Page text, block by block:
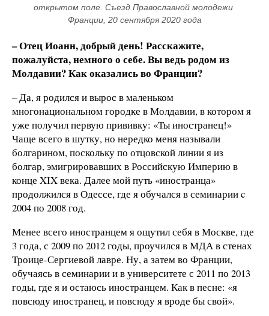
открытом поле. Съезд Православной молодежи
Франции, 20 сентября 2020 года
– Отец Иоанн, добрый день! Расскажите,
пожалуйста, немного о себе. Вы ведь родом из
Молдавии? Как оказались во Франции?
– Да, я родился и вырос в маленьком
многонациональном городке в Молдавии, в котором я
уже получил первую прививку: «Ты иностранец!»
Чаще всего в шутку, но нередко меня называли
болгарином, поскольку по отцовской линии я из
болгар, эмигрировавших в Российскую Империю в
конце XIX века. Далее мой путь «иностранца»
продолжился в Одессе, где я обучался в семинарии c
2004 по 2008 год.
Менее всего иностранцем я ощутил себя в Москве, где
3 года, с 2009 по 2012 годы, проучился в МДА в стенах
Троице-Сергиевой лавре. Ну, а затем во Франции,
обучаясь в семинарии и в университете с 2011 по 2013
годы, где я и остаюсь иностранцем. Как в песне: «я
повсюду иностранец, и повсюду я вроде бы свой».